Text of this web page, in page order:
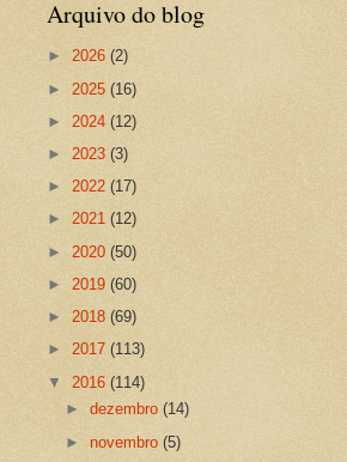
Arquivo do blog
► 2026 (2)
► 2025 (16)
► 2024 (12)
► 2023 (3)
► 2022 (17)
► 2021 (12)
► 2020 (50)
► 2019 (60)
► 2018 (69)
► 2017 (113)
▼ 2016 (114)
►dezembro(14)
►novembro(5)